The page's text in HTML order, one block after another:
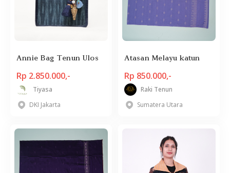
Annie Bag Tenun Ulos
Rp 2.850.000,-
Tiyasa
DKI Jakarta
Atasan Melayu katun
Rp 850.000,-
Raki Tenun
Sumatera Utara